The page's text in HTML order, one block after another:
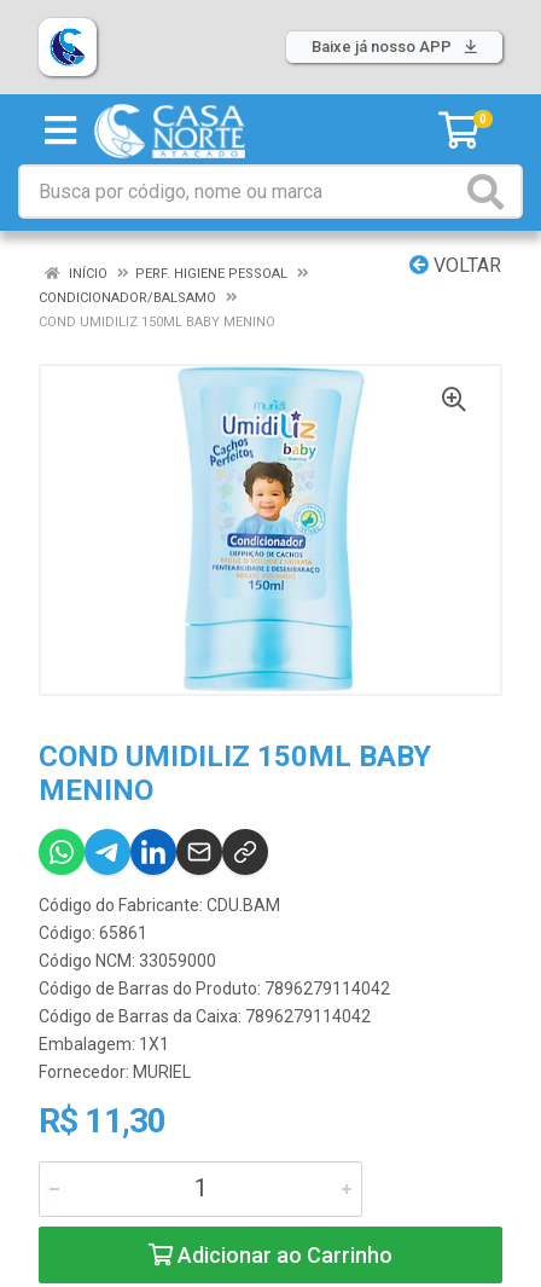
Baixe já nosso APP
0
VOLTAR
INÍCIO
PERF. HIGIENE PESSOAL
CONDICIONADOR/BALSAMO
COND UMIDILIZ 150ML BABY MENINO
COND UMIDILIZ 150ML BABY
MENINO
Código do Fabricante: CDU.BAM
Código: 65861
Código NCM: 33059000
Código de Barras do Produto: 7896279114042
Código de Barras da Caixa: 7896279114042
Embalagem: 1X1
Fornecedor: MURIEL
R$ 11,30
Adicionar ao Carrinho